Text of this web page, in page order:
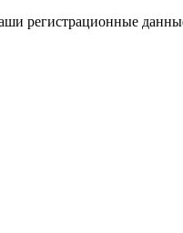
регистрационные